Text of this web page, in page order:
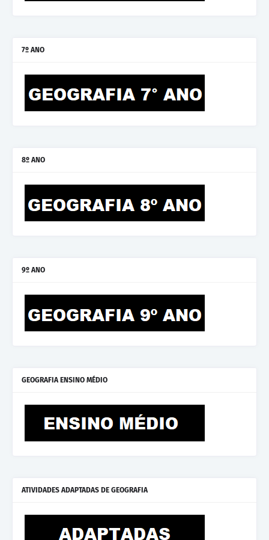
7º ANO
8º ANO
9º ANO
GEOGRAFIA ENSINO MÉDIO
ATIVIDADES ADAPTADAS DE GEOGRAFIA